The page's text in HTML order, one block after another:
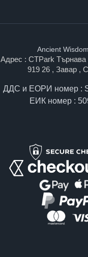
Ancient
Адрес : CTPark Търнава
919 26 , Завар ,
ДДС и ЕОРИ номер :
ЕИК номер :